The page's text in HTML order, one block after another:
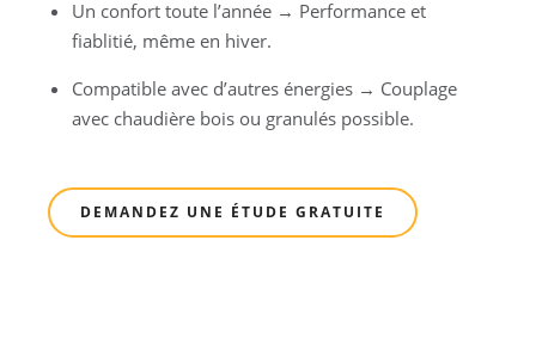
Un confort toute l’année → Performance et
fiablitié, même en hiver.
Compatible avec d’autres énergies → Couplage
avec chaudière bois ou granulés possible.
DEMANDEZ UNE ÉTUDE GRATUITE